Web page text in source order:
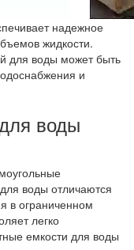
надежное
жидкости.
для воды может быть
и
воды
воды отличаются
в ограниченном
легко
емкости для воды